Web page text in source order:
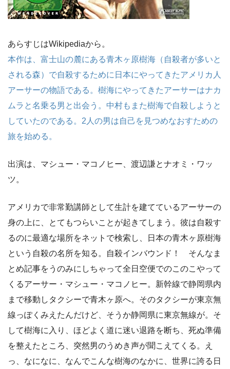
あらすじはWikipediaから。
本作は、富士山の麓にある青木ヶ原樹海（自殺者が多いと
される森）で自殺するために日本にやってきたアメリカ人
アーサーの物語である。樹海にやってきたアーサーはナカ
ムラと名乗る男と出会う。中村もまた樹海で自殺しようと
していたのである。2人の男は自己を見つめなおすための
旅を始める。
出演は、マシュー・マコノヒー、渡辺謙とナオミ・ワッ
ツ。
アメリカで非常勤講師として生計を建てているアーサーの
身の上に、とてもつらいことが起きてしまう。彼は自殺す
るのに最適な場所をネットで検索し、日本の青木ヶ原樹海
という自殺の名所を知る。自殺インバウンド！ そんなま
とめ記事をうのみにしちゃって全日空便でのこのこやって
くるアーサー・マシュー・マコノヒー。新幹線で静岡県内
まで移動しタクシーで青木ヶ原へ。そのタクシーが東京無
線っぽくみえたんだけど、そうか静岡県に東京無線が。そ
して樹海に入り、ほどよく道に迷い退路を断ち、死ぬ準備
を整えたところ、突然男のうめき声が聞こえてくる。え
っ、なになに、なんでこんな樹海のなかに、世界に誇る日